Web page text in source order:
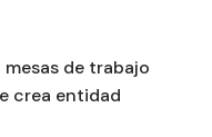
de trabajo
crea entidad